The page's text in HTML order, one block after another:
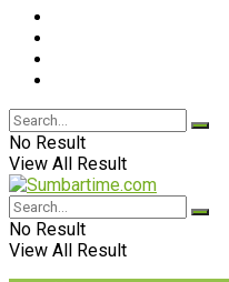
No Result
View All Result
No Result
View All Result